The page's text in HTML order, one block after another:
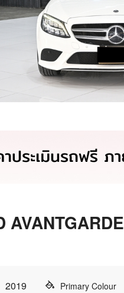
AVANTGARDE
2019 Primary Colour